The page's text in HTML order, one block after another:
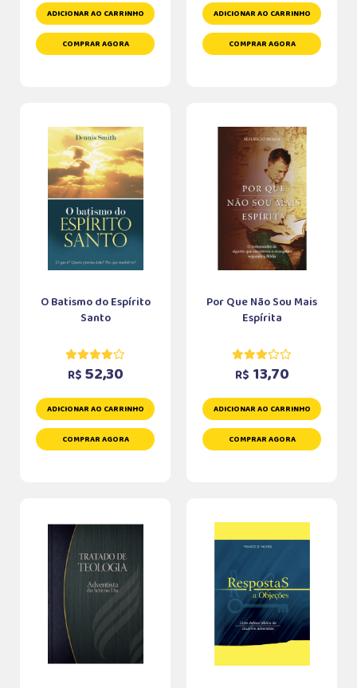
ADICIONAR AO CARRINHO
COMPRAR AGORA
ADICIONAR AO CARRINHO
COMPRAR AGORA
O Batismo do Espírito
Santo
R$ 52,30
ADICIONAR AO CARRINHO
COMPRAR AGORA
Por Que Não Sou Mais
Espírita
R$ 13,70
ADICIONAR AO CARRINHO
COMPRAR AGORA